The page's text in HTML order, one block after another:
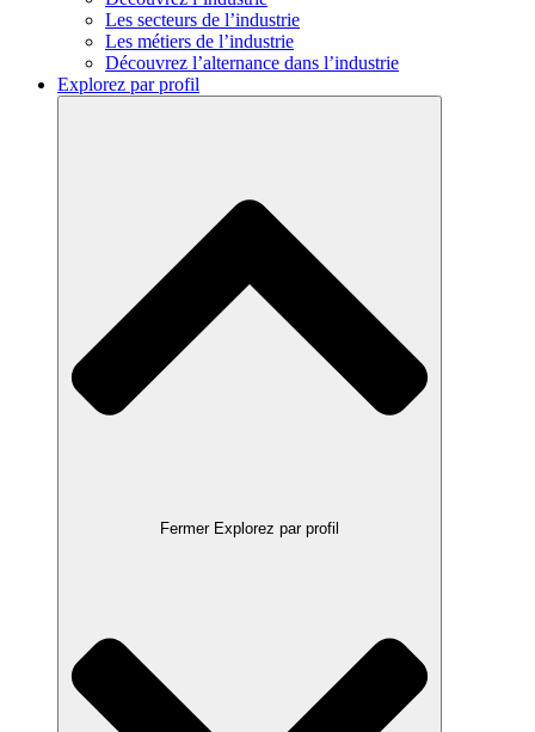
Les secteurs de l’industrie
Les métiers de l’industrie
Découvrez l’alternance dans l’industrie
Explorez par profil
Fermer Explorez par profil